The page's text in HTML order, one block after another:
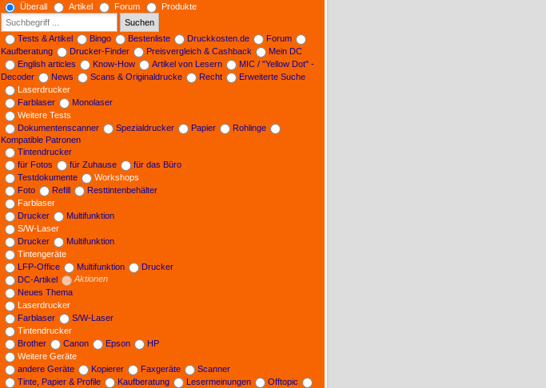
Überall Artikel Forum
Produkte
Suchen
Tests & Artikel
Bingo Bestenliste Druckkosten.de
Forum
Kaufberatung
Drucker-Finder Preisvergleich & Cashback
Mein DC
English articles
Know-How Artikel von Lesern
MIC / "Yellow Dot" -
Decoder
News Scans & Originaldrucke Recht
Erweiterte Suche
Laserdrucker
Farblaser
Monolaser
Weitere Tests
Dokumentenscanner
Spezialdrucker Papier
Rohlinge
Kompatible Patronen
Tintendrucker
für Fotos
für Zuhause
für das Büro
Testdokumente
Workshops
Foto
Refill
Resttintenbehälter
Farblaser
Drucker
Multifunktion
S/W-Laser
Drucker
Multifunktion
Tintengeräte
LFP-Office
Multifunktion
Drucker
DC-Artikel
Aktionen
Neues Thema
Laserdrucker
Farblaser
S/W-Laser
Tintendrucker
Brother
Canon Epson
HP
Weitere Geräte
andere Geräte
Kopierer Faxgeräte
Scanner
Tinte, Papier & Profile
Kaufberatung Lesermeinungen
Offtopic